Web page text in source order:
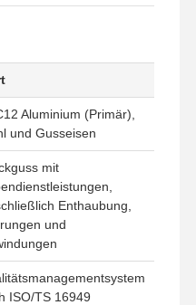
Aluminium (Primär),
und Gusseisen
mit
Enthaubung,
und
ISO/TS 16949